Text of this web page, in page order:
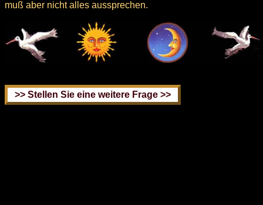
muß aber nicht alles aussprechen.